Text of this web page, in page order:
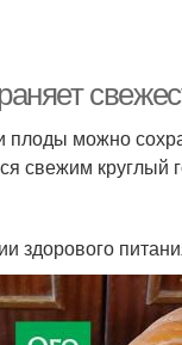
плоды можно
свежим круглый
здорового